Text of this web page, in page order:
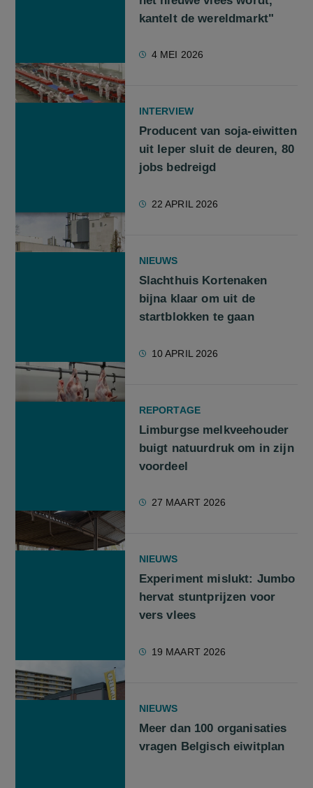
kantelt de wereldmarkt"
4 MEI 2026
INTERVIEW
Producent van soja-eiwitten
uit Ieper sluit de deuren, 80
jobs bedreigd
22 APRIL 2026
NIEUWS
Slachthuis Kortenaken
bijna klaar om uit de
startblokken te gaan
10 APRIL 2026
REPORTAGE
Limburgse melkveehouder
buigt natuurdruk om in zijn
voordeel
27 MAART 2026
NIEUWS
Experiment mislukt: Jumbo
hervat stuntprijzen voor
vers vlees
19 MAART 2026
NIEUWS
Meer dan 100 organisaties
vragen Belgisch eiwitplan